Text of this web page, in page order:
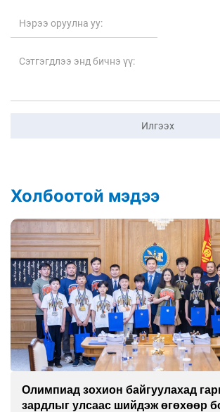
Илгээх
Холбоотой мэдээ
Олимпиад зохион байгуулахад
зардлыг улсаас шийдэж өгөхөөр